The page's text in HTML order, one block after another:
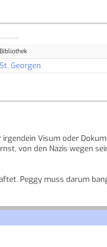
Bibliothek
St. Georgen
irgendein Visum oder
von den Nazis wegen
Peggy muss darum
eines lang
Besatzern gerettet hat.